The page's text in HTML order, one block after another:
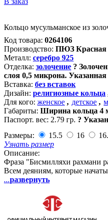
Кольцо мусульманское из
Код товара: 0264106
Производство: ПЮЗ Красная
Металл: серебро 925
Отделка: золочение ?
слоя 0,5 микрона.
Вставка: без вставок
Дизайн: религиозные кольца
Для кого: женское , детское ,
Габариты: Ширина кольца 4
Паспорт. вес: 2.79 гр. ?
Размеры:
15.5 16
Узнать размер
Описание:
Фраза "Бисмилляхи рахмани
Всем деяниям, которые
...развернуть